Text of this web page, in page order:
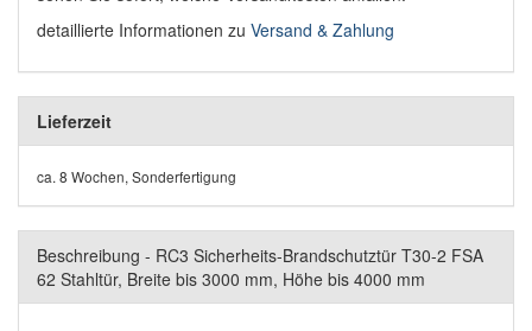
detaillierte Informationen zu Versand & Zahlung
Lieferzeit
ca. 8 Wochen, Sonderfertigung
Beschreibung - RC3 Sicherheits-Brandschutztür T30-2 FSA
62 Stahltür, Breite bis 3000 mm, Höhe bis 4000 mm